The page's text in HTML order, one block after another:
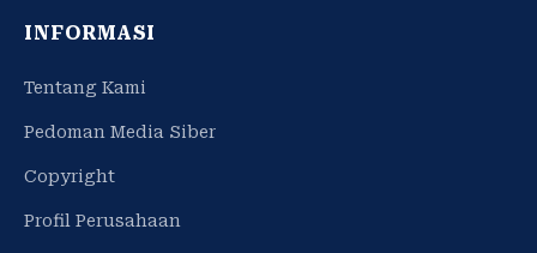
INFORMASI
Tentang Kami
Pedoman Media Siber
Copyright
Profil Perusahaan